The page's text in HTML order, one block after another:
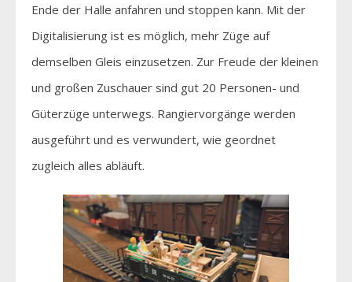
Ende der Halle anfahren und stoppen kann. Mit der
Digitalisierung ist es möglich, mehr Züge auf
demselben Gleis einzusetzen. Zur Freude der kleinen
und großen Zuschauer sind gut 20 Personen- und
Güterzüge unterwegs. Rangiervorgänge werden
ausgeführt und es verwundert, wie geordnet
zugleich alles abläuft.